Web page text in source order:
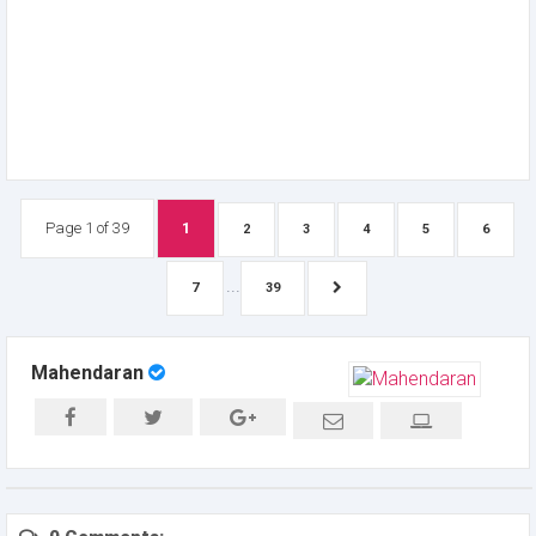
Page 1 of 39 1 2 3 4 5 6
7 39
Mahendaran